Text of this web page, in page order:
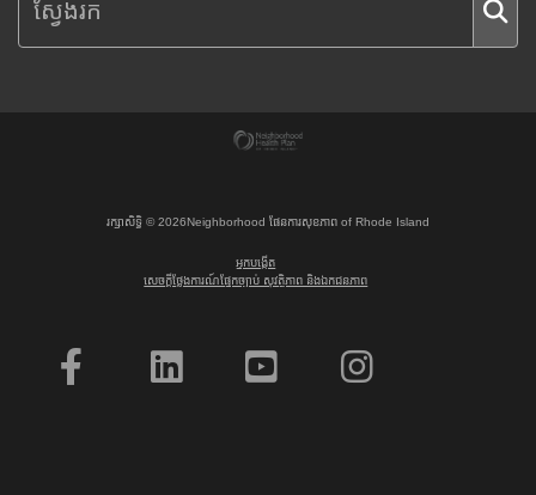
រក្សាសិទ្ធិ ©2026Neighborhood ផែនការសុខភាព of Rhode Island
អ្នកបង្កើត
សេចក្តីថ្លែងការណ៍ផ្នែកច្បាប់ សុវត្ថិភាព និងឯកជនភាព